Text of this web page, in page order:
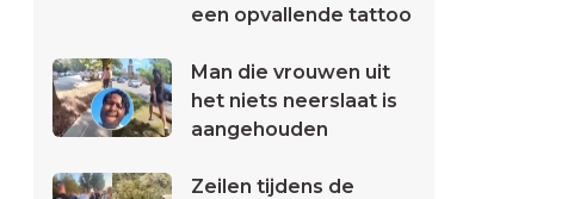
een opvallende tattoo
Man die vrouwen uit
het niets neerslaat is
aangehouden
Zeilen tijdens de